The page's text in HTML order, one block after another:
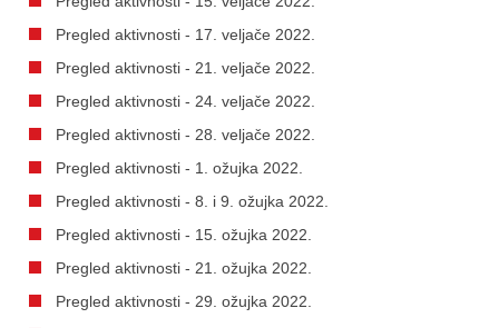
Pregled aktivnosti - 17. veljače 2022.
Pregled aktivnosti - 21. veljače 2022.
Pregled aktivnosti - 24. veljače 2022.
Pregled aktivnosti - 28. veljače 2022.
Pregled aktivnosti - 1. ožujka 2022.
Pregled aktivnosti - 8. i 9. ožujka 2022.
Pregled aktivnosti - 15. ožujka 2022.
Pregled aktivnosti - 21. ožujka 2022.
Pregled aktivnosti - 29. ožujka 2022.